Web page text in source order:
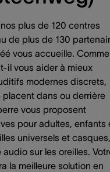
plus de 120 centres
de plus de 130
vous accueille.
il vous aider à mieux
modernes discrets,
dans ou derrière
vous proposent
pour adultes, enfants
universels et casques,
sur les oreilles.
la meilleure solution en